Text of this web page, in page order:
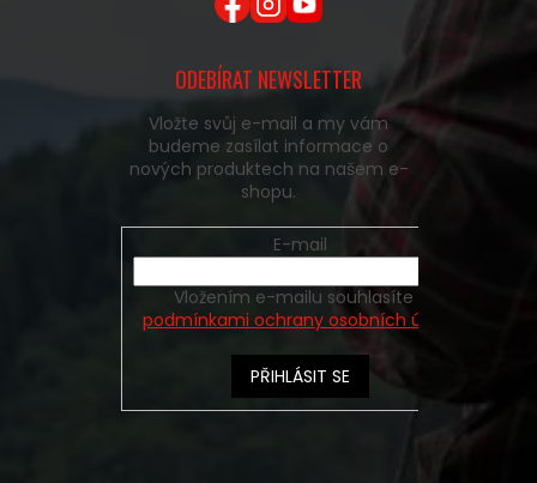
ODEBÍRAT NEWSLETTER
Vložte svůj e-mail a my vám
budeme zasílat informace o
nových produktech na našem e-
shopu.
E-mail
podmínkami ochrany osobních údajů
PŘIHLÁSIT SE